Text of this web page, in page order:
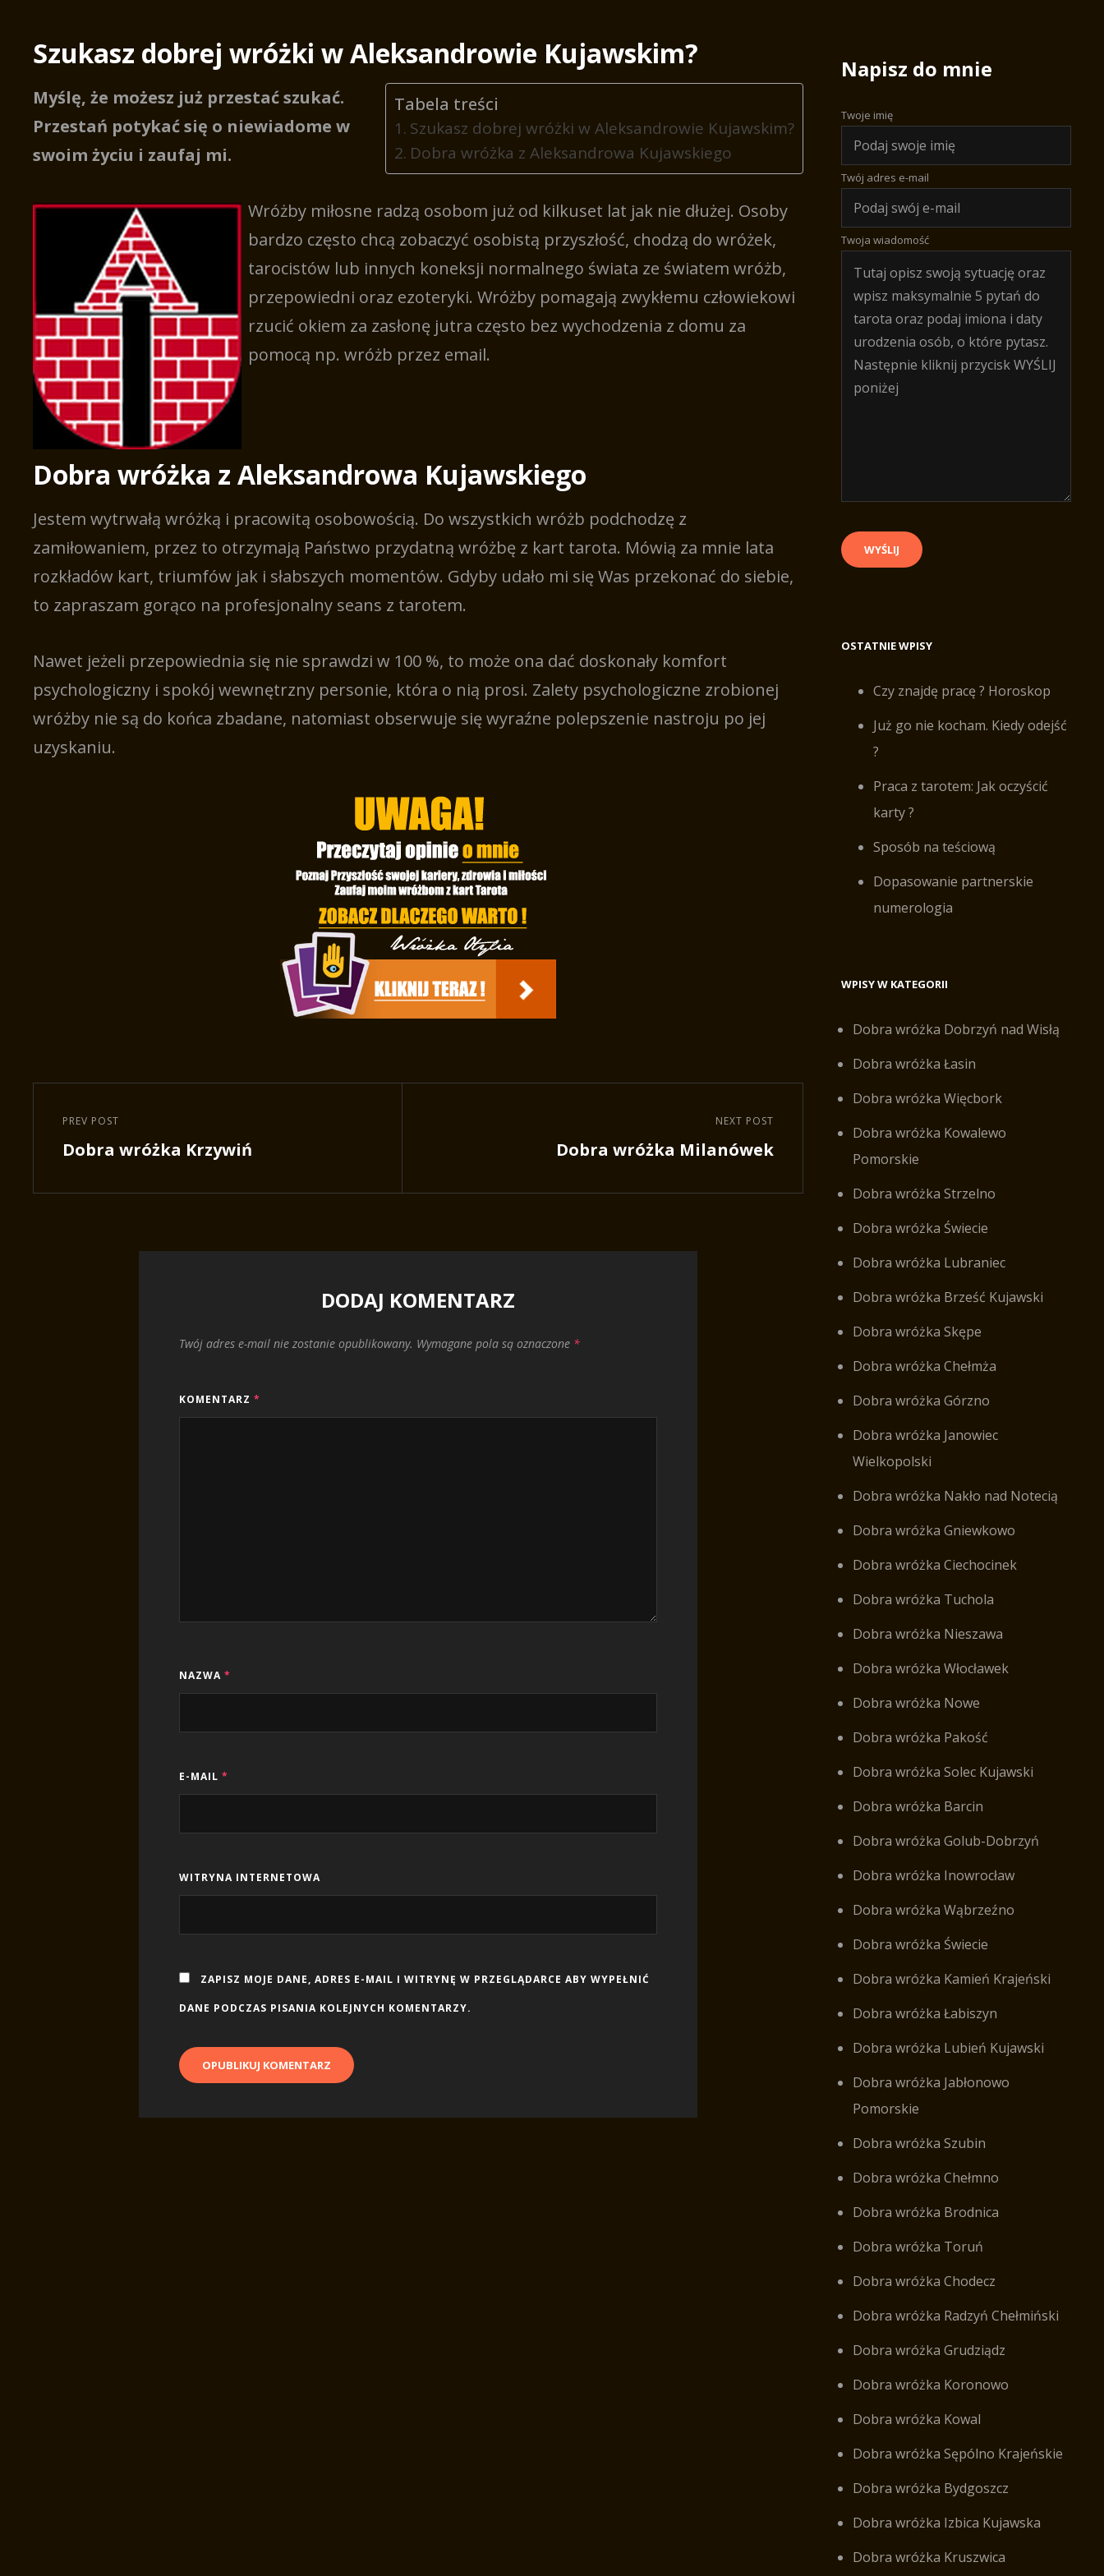
Szukasz dobrej wróżki w Aleksandrowie Kujawskim?
Tabela treści
Szukasz dobrej wróżki w Aleksandrowie Kujawskim?
Dobra wróżka z Aleksandrowa Kujawskiego
Myślę, że możesz już przestać szukać.
Przestań potykać się o niewiadome w
swoim życiu i zaufaj mi.
Wróżby miłosne radzą osobom już od kilkuset lat jak nie dłużej. Osoby
bardzo często chcą zobaczyć osobistą przyszłość, chodzą do wróżek,
tarocistów lub innych koneksji normalnego świata ze światem wróżb,
przepowiedni oraz ezoteryki. Wróżby pomagają zwykłemu człowiekowi
rzucić okiem za zasłonę jutra często bez wychodzenia z domu za
pomocą np. wróżb przez email.
Dobra wróżka z Aleksandrowa Kujawskiego
Jestem wytrwałą wróżką i pracowitą osobowością. Do wszystkich wróżb podchodzę z
zamiłowaniem, przez to otrzymają Państwo przydatną wróżbę z kart tarota. Mówią za mnie lata
rozkładów kart, triumfów jak i słabszych momentów. Gdyby udało mi się Was przekonać do siebie,
to zapraszam gorąco na profesjonalny seans z tarotem.
Nawet jeżeli przepowiednia się nie sprawdzi w 100 %, to może ona dać doskonały komfort
psychologiczny i spokój wewnętrzny personie, która o nią prosi. Zalety psychologiczne zrobionej
wróżby nie są do końca zbadane, natomiast obserwuje się wyraźne polepszenie nastroju po jej
uzyskaniu.
wpisu
Previous
Post
PREV POST
Dobra wróżka Krzywiń
NEXT POST
Dobra wróżka Milanówek
DODAJ KOMENTARZ
Twój adres e-mail nie zostanie opublikowany. Wymagane pola są oznaczone *
KOMENTARZ *
NAZWA *
E-MAIL *
WITRYNA INTERNETOWA
ZAPISZ MOJE DANE, ADRES E-MAIL I WITRYNĘ W PRZEGLĄDARCE ABY WYPEŁNIĆ
DANE PODCZAS PISANIA KOLEJNYCH KOMENTARZY.
Napisz do mnie
Twoje imię
Twój adres e-mail
Twoja wiadomość
OSTATNIE WPISY
Czy znajdę pracę ? Horoskop
Już go nie kocham. Kiedy odejść
?
Praca z tarotem: Jak oczyścić
karty ?
Sposób na teściową
Dopasowanie partnerskie
numerologia
WPISY W KATEGORII
Dobra wróżka Dobrzyń nad Wisłą
Dobra wróżka Łasin
Dobra wróżka Więcbork
Dobra wróżka Kowalewo
Pomorskie
Dobra wróżka Strzelno
Dobra wróżka Świecie
Dobra wróżka Lubraniec
Dobra wróżka Brześć Kujawski
Dobra wróżka Skępe
Dobra wróżka Chełmża
Dobra wróżka Górzno
Dobra wróżka Janowiec
Wielkopolski
Dobra wróżka Nakło nad Notecią
Dobra wróżka Gniewkowo
Dobra wróżka Ciechocinek
Dobra wróżka Tuchola
Dobra wróżka Nieszawa
Dobra wróżka Włocławek
Dobra wróżka Nowe
Dobra wróżka Pakość
Dobra wróżka Solec Kujawski
Dobra wróżka Barcin
Dobra wróżka Golub-Dobrzyń
Dobra wróżka Inowrocław
Dobra wróżka Wąbrzeźno
Dobra wróżka Świecie
Dobra wróżka Kamień Krajeński
Dobra wróżka Łabiszyn
Dobra wróżka Lubień Kujawski
Dobra wróżka Jabłonowo
Pomorskie
Dobra wróżka Szubin
Dobra wróżka Chełmno
Dobra wróżka Brodnica
Dobra wróżka Toruń
Dobra wróżka Chodecz
Dobra wróżka Radzyń Chełmiński
Dobra wróżka Grudziądz
Dobra wróżka Koronowo
Dobra wróżka Kowal
Dobra wróżka Sępólno Krajeńskie
Dobra wróżka Bydgoszcz
Dobra wróżka Izbica Kujawska
Dobra wróżka Kruszwica